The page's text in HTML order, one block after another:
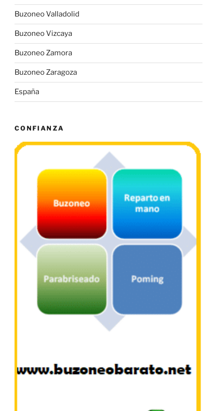
Buzoneo Valladolid
Buzoneo Vizcaya
Buzoneo Zamora
Buzoneo Zaragoza
España
CONFIANZA